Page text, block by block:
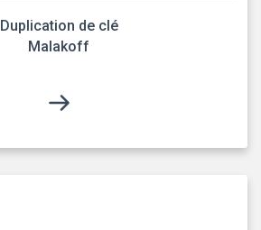
Duplication de clé
Malakoff